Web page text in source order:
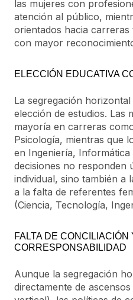
las mujeres con
atención al público,
orientados hacia carreras
con mayor
ELECCIÓN EDUCATIVA
La segregación
elección de estudios. Las
mayoría en carreras
Psicología, mientras que
en Ingeniería,
decisiones no responden
individual, sino también a
a la falta de referentes
(Ciencia, Tecnología,
FALTA DE CONCILIACIÓN
CORRESPONSABILIDAD
Aunque la segregación
directamente de